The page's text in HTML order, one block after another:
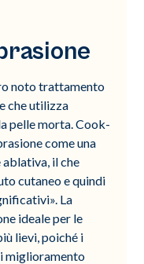
noto trattamento
che utilizza
pelle morta. Cook-
come una
ablativa, il che
cutaneo e quindi
La
ideale per le
lievi, poiché i
miglioramento